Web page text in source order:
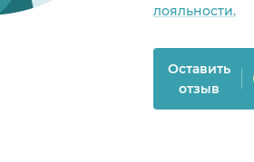
лояльности.
Оставить
отзыв